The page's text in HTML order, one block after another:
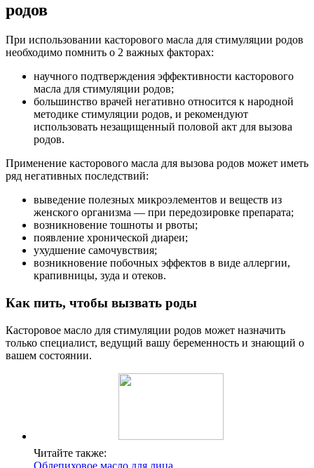
родов
При использовании касторового масла для стимуляции родов
необходимо помнить о 2 важных факторах:
научного подтверждения эффективности касторового
масла для стимуляции родов;
большинство врачей негативно относится к народной
методике стимуляции родов, и рекомендуют
использовать незащищенный половой акт для вызова
родов.
Применение касторового масла для вызова родов может иметь
ряд негативных последствий:
выведение полезных микроэлементов и веществ из
женского организма — при передозировке препарата;
возникновение тошноты и рвоты;
появление хронической диареи;
ухудшение самочувствия;
возникновение побочных эффектов в виде аллергии,
крапивницы, зуда и отеков.
Как пить, чтобы вызвать роды
Касторовое масло для стимуляции родов может назначить
только специалист, ведущий вашу беременность и знающий о
вашем состоянии.
Читайте также:
Облепиховое масло для лица